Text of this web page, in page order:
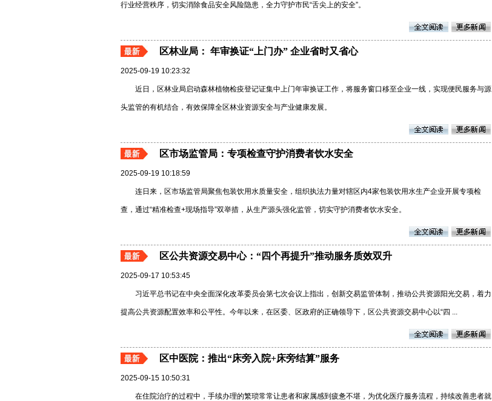
行业经营秩序，切实消除食品安全风险隐患，全力守护市民“舌尖上的安全”。
区林业局： 年审换证“上门办” 企业省时又省心
2025-09-19 10:23:32
近日，区林业局启动森林植物检疫登记证集中上门年审换证工作，将服务窗口移至企业一线，实现便民服务与源
头监管的有机结合，有效保障全区林业资源安全与产业健康发展。
区市场监管局：专项检查守护消费者饮水安全
2025-09-19 10:18:59
连日来，区市场监管局聚焦包装饮用水质量安全，组织执法力量对辖区内4家包装饮用水生产企业开展专项检
查，通过“精准检查+现场指导”双举措，从生产源头强化监管，切实守护消费者饮水安全。
区公共资源交易中心：“四个再提升”推动服务质效双升
2025-09-17 10:53:45
习近平总书记在中央全面深化改革委员会第七次会议上指出，创新交易监管体制，推动公共资源阳光交易，着力
提高公共资源配置效率和公平性。今年以来，在区委、区政府的正确领导下，区公共资源交易中心以“四 ...
区中医院：推出“床旁入院+床旁结算”服务
2025-09-15 10:50:31
在住院治疗的过程中，手续办理的繁琐常常让患者和家属感到疲惫不堪，为优化医疗服务流程，持续改善患者就